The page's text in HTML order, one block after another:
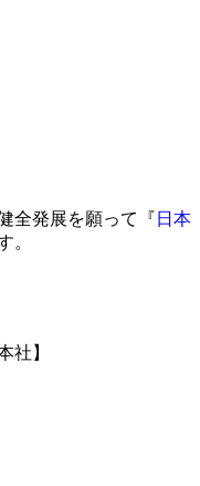
全発展を願って『 日本
。
社】